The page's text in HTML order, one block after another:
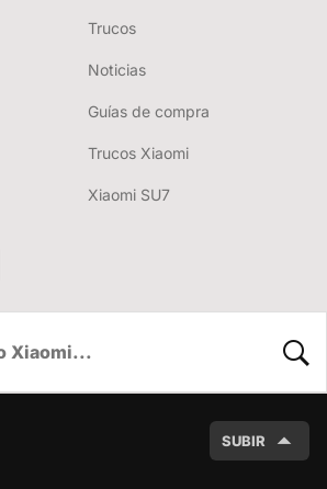
Trucos
Noticias
Guías de compra
Trucos Xiaomi
Xiaomi SU7
SUBIR